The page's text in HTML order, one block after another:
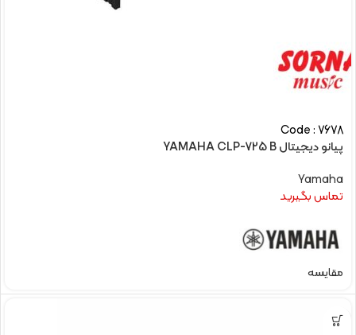
Code : 7678
پیانو دیجیتال YAMAHA CLP-725 B
Yamaha
تماس بگیرید
مقایسه